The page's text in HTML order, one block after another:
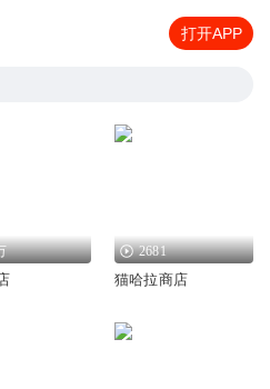
打开APP
2681
猫哈拉商店